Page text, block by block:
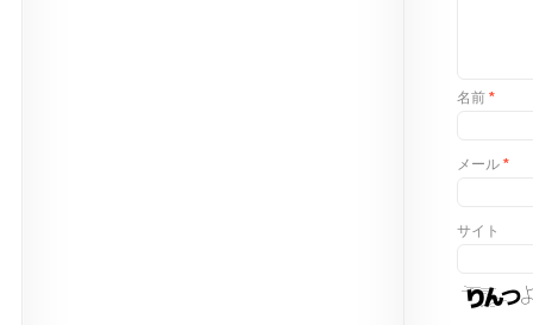
名前 *
メール *
サイト